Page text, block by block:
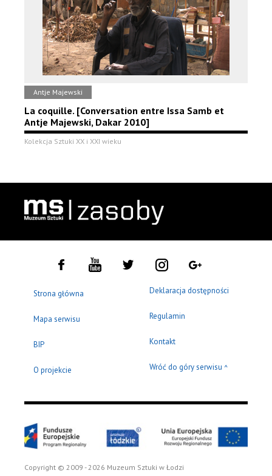
Antje Majewski
La coquille. [Conversation entre Issa Samb et
Antje Majewski, Dakar 2010]
Kolekcja Sztuki XX i XXI wieku
Strona główna
Mapa serwisu
BIP
O projekcie
Deklaracja dostępności
Regulamin
Kontakt
Wróć do góry serwisu ^
Copyright © 2009 - 2026 Muzeum Sztuki w Łodzi